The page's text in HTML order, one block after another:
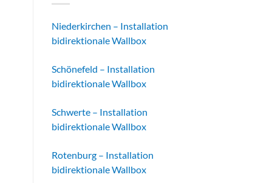
Niederkirchen – Installation
bidirektionale Wallbox
Schönefeld – Installation
bidirektionale Wallbox
Schwerte – Installation
bidirektionale Wallbox
Rotenburg – Installation
bidirektionale Wallbox